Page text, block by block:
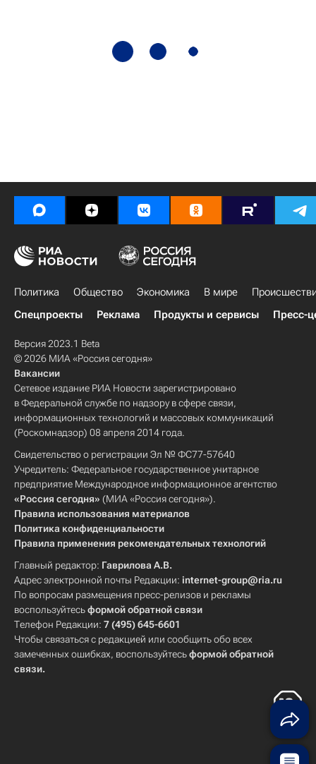
Политика Общество Экономика В мире
Спецпроекты
Реклама Продукты и сервисы Пресс-
Версия 2023.1 Beta
© 2026 МИА «Россия сегодня»
Вакансии
Сетевое издание РИА Новости зарегистрировано
в Федеральной службе по надзору в сфере связи,
информационных технологий и массовых коммуникаций
(Роскомнадзор) 08 апреля 2014 года.
Свидетельство о регистрации Эл № ФС77-57640
Учредитель: Федеральное государственное унитарное
предприятие Международное информационное агентство
«Россия сегодня» (МИА «Россия сегодня»).
Правила использования материалов
Политика конфиденциальности
Правила применения рекомендательных технологий
Главный редактор: Гаврилова А.В.
Адрес электронной почты Редакции: internet-group@ria.ru
По вопросам размещения пресс-релизов и рекламы
воспользуйтесьформой обратной связи
Телефон Редакции: 7 (495) 645-6601
Чтобы связаться с редакцией или сообщить обо всех
замеченных ошибках, воспользуйтесьформой обратной
связи.